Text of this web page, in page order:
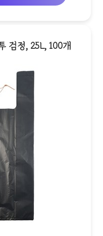
검정, 25L, 100개